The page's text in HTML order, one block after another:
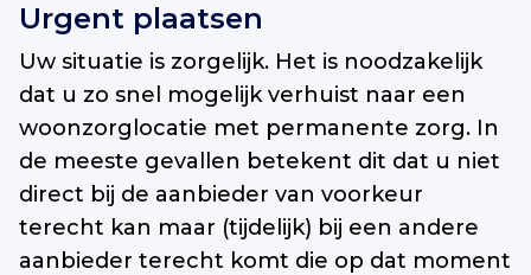
Urgent plaatsen
Uw situatie is zorgelijk. Het is noodzakelijk
dat u zo snel mogelijk verhuist naar een
woonzorglocatie met permanente zorg. In
de meeste gevallen betekent dit dat u niet
direct bij de aanbieder van voorkeur
terecht kan maar (tijdelijk) bij een andere
aanbieder terecht komt die op dat moment